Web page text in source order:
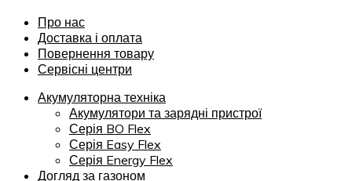
Про нас
Доставка і оплата
Повернення товару
Сервісні центри
Акумуляторна техніка
Акумулятори та зарядні пристрої
Серія BO Flex
Серія Easy Flex
Серія Energy Flex
Догляд за газоном